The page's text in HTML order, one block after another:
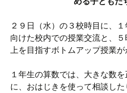
２９日（水）の３校時目に、
向けた校内での授業交流と、
上を目指すボトムアップ授業が
１年生の算数では、大きな数
に、おはじきを使って相談し